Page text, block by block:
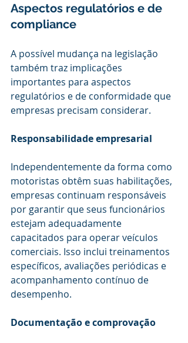
Aspectos regulatórios e de
compliance
A possível mudança na legislação
também traz implicações
importantes para aspectos
regulatórios e de conformidade que
empresas precisam considerar.
Responsabilidade empresarial
Independentemente da forma como
motoristas obtêm suas habilitações,
empresas continuam responsáveis
por garantir que seus funcionários
estejam adequadamente
capacitados para operar veículos
comerciais. Isso inclui treinamentos
específicos, avaliações periódicas e
acompanhamento contínuo de
desempenho.
Documentação e comprovação